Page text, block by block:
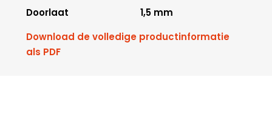
Doorlaat
1,5 mm
Download de volledige productinformatie
als PDF